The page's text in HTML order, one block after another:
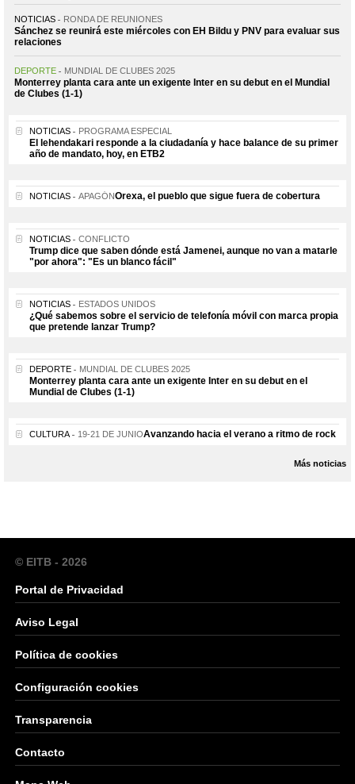
NOTICIAS RONDA DE REUNIONES
Sánchez se reunirá este miércoles con EH Bildu y PNV para evaluar sus
relaciones
DEPORTE MUNDIAL DE CLUBES 2025
Monterrey planta cara ante un exigente Inter en su debut en el Mundial
de Clubes (1-1)
NOTICIAS PROGRAMA ESPECIAL
El lehendakari responde a la ciudadanía y hace balance de su primer
año de mandato, hoy, en ETB2
NOTICIAS APAGÓNOrexa, el pueblo que sigue fuera de cobertura
NOTICIAS CONFLICTO
Trump dice que saben dónde está Jamenei, aunque no van a matarle
"por ahora": "Es un blanco fácil"
NOTICIAS ESTADOS UNIDOS
¿Qué sabemos sobre el servicio de telefonía móvil con marca propia
que pretende lanzar Trump?
DEPORTE MUNDIAL DE CLUBES 2025
Monterrey planta cara ante un exigente Inter en su debut en el
Mundial de Clubes (1-1)
CULTURA 19-21 DE JUNIOAvanzando hacia el verano a ritmo de rock
Más noticias
© EITB - 2026
Portal de Privacidad
Aviso Legal
Política de cookies
Configuración cookies
Transparencia
Contacto